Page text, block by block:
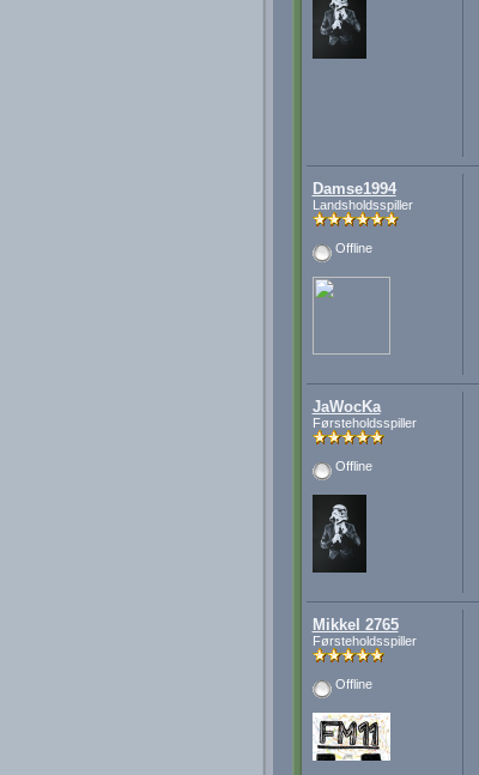
Damse1994
Landsholdsspiller
Offline
JaWocKa
Førsteholdsspiller
Offline
Mikkel 2765
Førsteholdsspiller
Offline